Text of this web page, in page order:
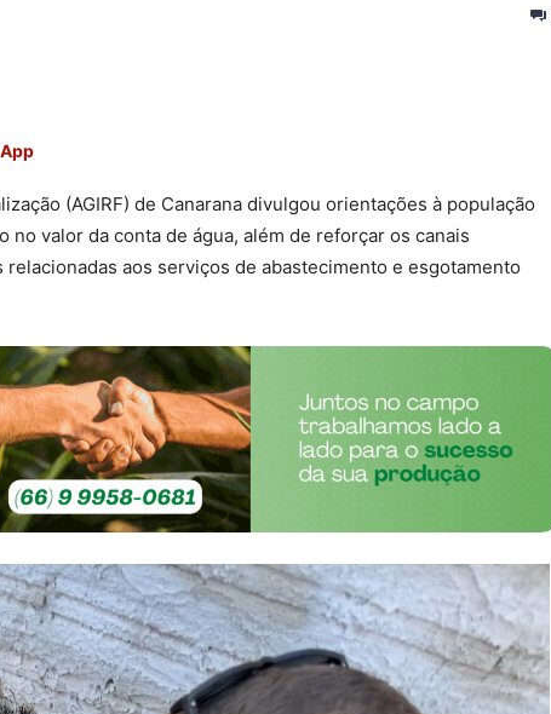
(AGIRF) de Canarana divulgou orientações à população
valor da conta de água, além de reforçar os canais
aos serviços de abastecimento e esgotamento